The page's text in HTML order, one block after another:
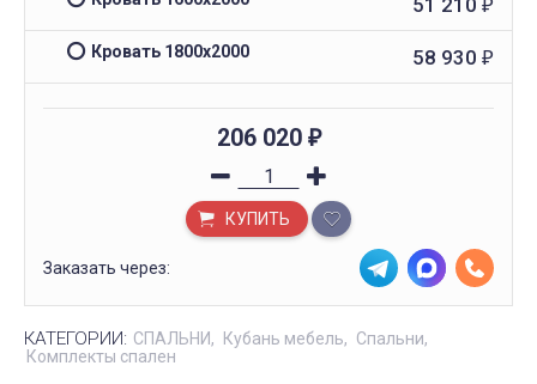
51 210 ₽
Кровать 1800x2000 58 930 ₽
206 020 ₽
КУПИТЬ
Заказать через:
КАТЕГОРИИ: СПАЛЬНИ Кубань мебель
Спальни
Комплекты спален